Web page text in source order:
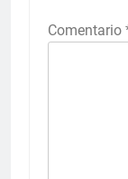
Comentario